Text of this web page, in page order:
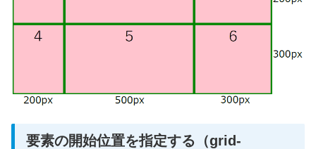
要素の開始位置を指定する（grid-